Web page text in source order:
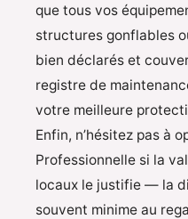
que tous vos
structures gonflables
bien déclarés et
registre de
votre meilleure
Enfin, n’hésitez pas à
Professionnelle si la
locaux le justifie — la
souvent minime au